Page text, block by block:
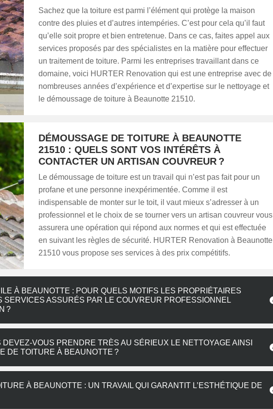
Sachez que la toiture est parmi l’élément qui protège la maison
contre des pluies et d’autres intempéries. C’est pour cela qu’il faut
qu’elle soit propre et bien entretenue. Dans ce cas, faites appel aux
services proposés par des spécialistes en la matière pour effectuer
un traitement de toiture. Parmi les entreprises travaillant dans ce
domaine, voici HURTER Renovation qui est une entreprise avec de
nombreuses années d’expérience et d’expertise sur le nettoyage et
le démoussage de toiture à Beaunotte 21510.
DÉMOUSSAGE DE TOITURE À BEAUNOTTE
21510 : QUELS SONT VOS INTÉRÊTS À
CONTACTER UN ARTISAN COUVREUR ?
Le démoussage de toiture est un travail qui n’est pas fait pour un
profane et une personne inexpérimentée. Comme il est
indispensable de monter sur le toit, il vaut mieux s’adresser à un
professionnel et le choix de se tourner vers un artisan couvreur vous
assurera une opération qui répond aux normes et qui est effectuée
en suivant les règles de sécurité. HURTER Renovation à Beaunotte
21510 vous propose ses services à des prix compétitifs.
À BEAUNOTTE : POUR QUELS MOTIFS LES PROPRIÉTAIRES
SERVICES ASSURÉS PAR LE COUVREUR PROFESSIONNEL
?
DEVEZ-VOUS PRENDRE TRÈS AU SÉRIEUX LE NETTOYAGE AINSI
DE TOITURE À BEAUNOTTE ?
À BEAUNOTTE : UN TRAVAIL QUI GARANTIT L’ESTHÉTIQUE DE